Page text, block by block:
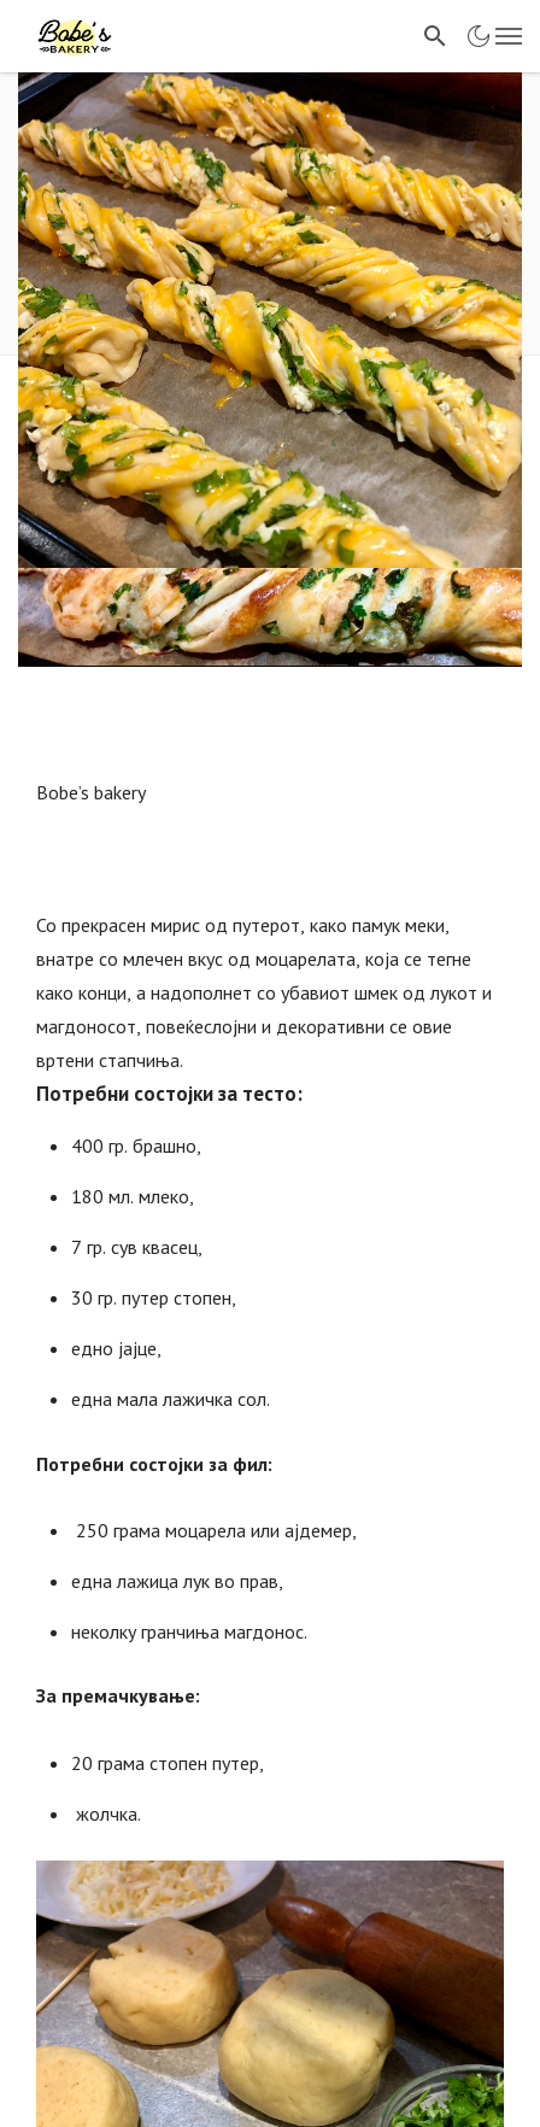
КИФЛИ ПЕЧИВА
Вртени стапчиња
December 11, 2021 1072 views 0
Bobe’s bakery
Со прекрасен мирис од путерот, како памук меки,
внатре со млечен вкус од моцарелата, која се тегне
како конци, а надополнет со убавиот шмек од лукот и
магдоносот, повеќеслојни и декоративни се овие
вртени стапчиња.
Потребни состојки за тесто:
400 гр. брашно,
180 мл. млеко,
7 гр. сув квасец,
30 гр. путер стопен,
едно јајце,
една мала лажичка сол.
Потребни состојки за фил:
250 грама моцарела или ајдемер,
една лажица лук во прав,
неколку гранчиња магдонос.
За премачкување:
20 грама стопен путер,
жолчка.